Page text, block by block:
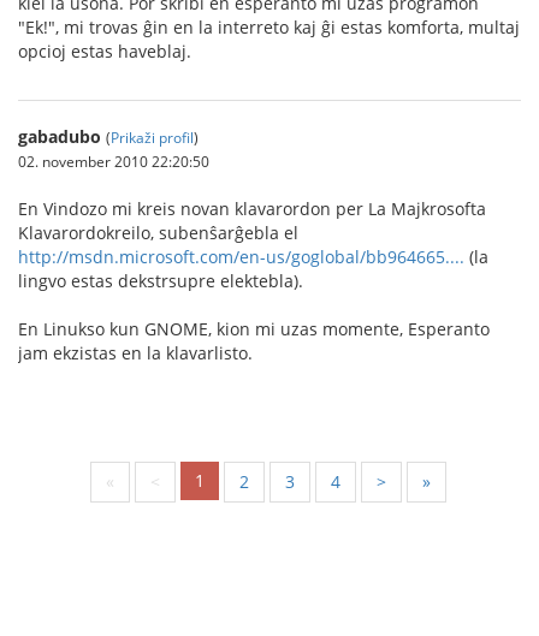
"Ek!", mi trovas ĝin en la interreto kaj ĝi estas komforta, multaj
opcioj estas haveblaj.
gabadubo (Prikaži profil)
02. november 2010 22:20:50
En Vindozo mi kreis novan klavarordon per La Majkrosofta
Klavarordokreilo, subenŝarĝebla el
http://msdn.microsoft.com/en-us/goglobal/bb964665.... (la
lingvo estas dekstrsupre elektebla).
En Linukso kun GNOME, kion mi uzas momente, Esperanto
jam ekzistas en la klavarlisto.
« < 1 2 3 4 > »